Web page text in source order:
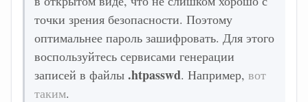
точки зрения безопасности. Поэтому
оптимальнее пароль зашифровать. Для этого
воспользуйтесь сервисами генерации
записей в файлы.htpasswd. Например,вот
таким.